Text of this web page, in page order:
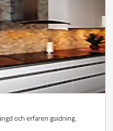
och erfaren guidning.